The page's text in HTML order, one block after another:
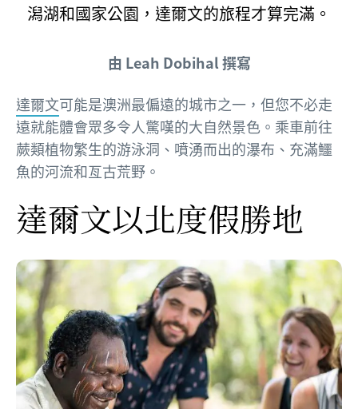
潟湖和國家公園，達爾文的旅程才算完滿。
由 Leah Dobihal 撰寫
達爾文可能是澳洲最偏遠的城市之一，但您不必走
遠就能體會眾多令人驚嘆的大自然景色。乘車前往
蕨類植物繁生的游泳洞、噴湧而出的瀑布、充滿鱷
魚的河流和亙古荒野。
達爾文以北度假勝地